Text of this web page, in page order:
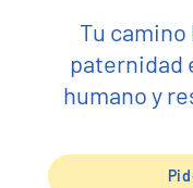
Técnicas de
Preservación de la
Tu
paternidad
humano y